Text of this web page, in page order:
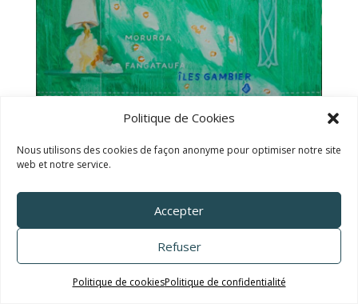
Politique de Cookies
Nous utilisons des cookies de façon anonyme pour optimiser notre site
web et notre service.
Accepter
Refuser
Politique de cookiesPolitique de confidentialité
TALC02-14 – Titouan Lamazou